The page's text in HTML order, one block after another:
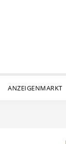
ANZEIGENMARKT